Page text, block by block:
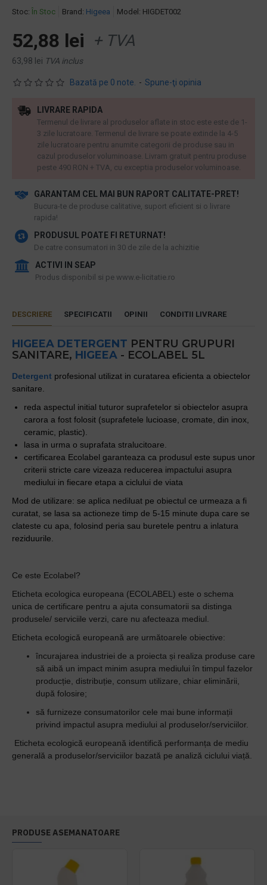
Stoc: În Stoc Brand: Higeea Model: HIGDET002
Bazată pe 0 note. - Spune-ţi opinia
52,88 lei + TVA
63,98 lei TVA inclus
GARANTAM CEL MAI BUN RAPORT CALITATE-PRET!
​Bucura-te de produse calitative, suport eficient si o livrare
rapida!
PRODUSUL POATE FI RETURNAT!
De catre consumatori in 30 de zile de la achizitie
ACTIVI IN SEAP
Produs disponibil si pe www.e-licitatie.ro
LIVRARE RAPIDA
Termenul de livrare al produselor aflate in stoc este este de 1-
3 zile lucratoare. Termenul de livrare se poate extinde la 4-5
zile lucratoare pentru anumite categorii de produse sau in
cazul produselor voluminoase. Livram gratuit pentru produse
peste 490 RON + TVA, cu exceptia produselor voluminoase.
DESCRIERE SPECIFICATII OPINII CONDITII LIVRARE
HIGEEA DETERGENT PENTRU GRUPURI
SANITARE, HIGEEA - ECOLABEL 5L
Detergent profesional utilizat in curatarea eficienta a obiectelor
sanitare.
reda aspectul initial tuturor suprafetelor si obiectelor asupra
carora a fost folosit (suprafetele lucioase, cromate, din inox,
ceramic, plastic).
lasa in urma o suprafata stralucitoare.
certificarea Ecolabel garanteaza ca produsul este supus unor
criterii stricte care vizeaza reducerea impactului asupra
mediului in fiecare etapa a ciclului de viata
Mod de utilizare: se aplica nediluat pe obiectul ce urmeaza a fi
curatat, se lasa sa actioneze timp de 5-15 minute dupa care se
clateste cu apa, folosind peria sau buretele pentru a inlatura
reziduurile.
Ce este Ecolabel?
Eticheta ecologica europeana (ECOLABEL) este o schema
unica de certificare pentru a ajuta consumatorii sa distinga
produsele/ serviciile verzi, care nu afecteaza mediul.
Eticheta ecologică europeană are următoarele obiective:
încurajarea industriei de a proiecta și realiza produse care
să aibă un impact minim asupra mediului în timpul fazelor
producție, distribuție, consum utilizare, chiar eliminării,
după folosire;
să furnizeze consumatorilor cele mai bune informații
privind impactul asupra mediului al produselor/serviciilor.
Eticheta ecologică europeană identifică performanța de mediu
generală a produselor/serviciilor bazată pe analiză ciclului viață.
PRODUSE ASEMANATOARE